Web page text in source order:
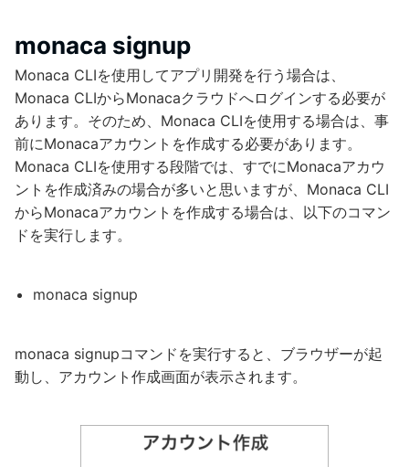
monaca signup
Monaca CLIを使用してアプリ開発を行う場合は、
Monaca CLIからMonacaクラウドへログインする必要が
あります。そのため、Monaca CLIを使用する場合は、事
前にMonacaアカウントを作成する必要があります。
Monaca CLIを使用する段階では、すでにMonacaアカウ
ントを作成済みの場合が多いと思いますが、Monaca CLI
からMonacaアカウントを作成する場合は、以下のコマン
ドを実行します。
monaca signup
monaca signupコマンドを実行すると、ブラウザーが起
動し、アカウント作成画面が表示されます。